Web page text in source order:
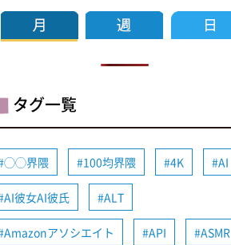
タグ一覧
◯◯界隈 100均界隈 4K AI
AI彼女AI彼氏 ALT
Amazonアソシエイト API ASMR